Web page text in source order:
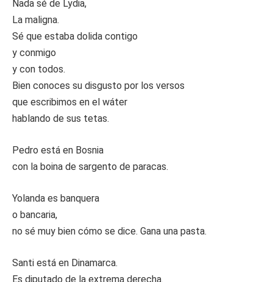
Nada sé de Lydia,
La maligna.
Sé que estaba dolida contigo
y conmigo
y con todos.
Bien conoces su disgusto por los versos
que escribimos en el wáter
hablando de sus tetas.
Pedro está en Bosnia
con la boina de sargento de paracas.
Yolanda es banquera
o bancaria,
no sé muy bien cómo se dice. Gana una pasta.
Santi está en Dinamarca.
Es diputado de la extrema derecha.